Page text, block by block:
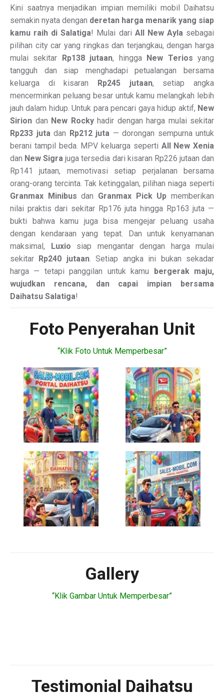
Kini saatnya menjadikan impian memiliki mobil Daihatsu
semakin nyata dengan deretan harga menarik yang siap
kamu raih di Salatiga! Mulai dari All New Aylasebagai
pilihan city car yang ringkas dan terjangkau, dengan harga
mulai sekitar
Rp138 jutaan, hingga New Terios yang
tangguh dan siap menghadapi petualangan bersama
keluarga di kisaran
Rp245 jutaan, setiap angka
mencerminkan peluang besar untuk kamu melangkah lebih
jauh dalam hidup. Untuk para pencari gaya hidup aktif, New
Sirion dan New Rockyhadir dengan harga mulai sekitar
Rp233 jutadan Rp212 juta — dorongan sempurna untuk
berani tampil beda. MPV keluarga seperti All New Xenia
dan New Sigra juga tersedia dari kisaran Rp226 jutaan dan
Rp141 jutaan, memotivasi setiap perjalanan bersama
orang-orang tercinta. Tak ketinggalan, pilihan niaga seperti
Granmax Minibus dan Granmax Pick Up memberikan
nilai praktis dari sekitar Rp176 juta hingga Rp163 juta —
bukti bahwa kamu juga bisa mengejar peluang usaha
dengan kendaraan yang tepat. Dan untuk kenyamanan
maksimal,
Luxio siap mengantar dengan harga mulai
sekitar
Rp240 jutaan. Setiap angka ini bukan sekadar
harga — tetapi panggilan untuk kamu
bergerak maju,
wujudkan rencana, dan capai impian bersama
Daihatsu Salatiga!
Foto Penyerahan Unit
“Klik Foto Untuk Memperbesar”
Gallery
“Klik Gambar Untuk Memperbesar”
Testimonial Daihatsu